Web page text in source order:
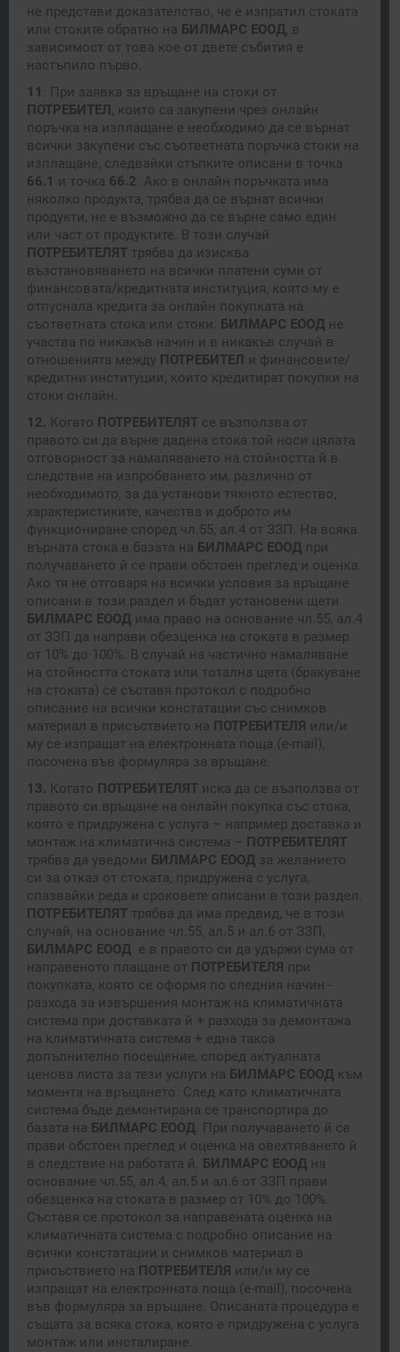
не представи доказателство, че е изпратил стоката
или стоките обратно на БИЛМАРС ЕООД, в
зависимост от това кое от двете събития е
настъпило първо.
11
. При заявка за връщане на стоки от
ПОТРЕБИТЕЛ , които са закупени чрез онлайн
поръчка на изплащане е необходимо да се върнат
всички закупени със съответната поръчка стоки на
изплащане, следвайки стъпките описани в точка
66.1 и точка 66.2 . Ако в онлайн поръчката има
няколко продукта, трябва да се върнат всички
продукти, не е възможно да се върне само един
или част от продуктите. В този случай
ПОТРЕБИТЕЛЯТ трябва да изисква
възстановяването на всички платени суми от
финансовата/кредитната институция, която му е
отпуснала кредита за онлайн покупката на
съответната стока или стоки.
БИЛМАРС ЕООД не
участва по никакъв начин и в никакъв случай в
отношенията между ПОТРЕБИТЕЛ и финансовите/
кредитни институции, които кредитират покупки на
стоки онлайн.
12. Когато ПОТРЕБИТЕЛЯТ се възползва от
правото си да върне дадена стока той носи цялата
отговорност за намаляването на стойността й в
следствие на изпробването им, различно от
необходимото, за да установи тяхното естество,
характеристиките, качества и доброто им
функциониране според чл.55, ал.4 от ЗЗП. На всяка
върната стока в базата на БИЛМАРС ЕООД при
получаването й се прави обстоен преглед и оценка.
Ако тя не отговаря на всички условия за връщане
описани в този раздел и бъдат установени щети
БИЛМАРС ЕООД има право на основание чл.55, ал.4
от ЗЗП да направи обезценка на стоката в размер
от 10% до 100%. В случай на частично намаляване
на стойността стоката или тотална щета (бракуване
на стоката) се съставя протокол с подробно
описание на всички констатации със снимков
материал в присъствието на ПОТРЕБИТЕЛЯ или/и
му се изпращат на електронната поща (e-mail),
посочена във формуляра за връщане.
13. Когато ПОТРЕБИТЕЛЯТ иска да се възползва от
правото си връщане на онлайн покупка със стока,
която е придружена с услуга – например доставка и
монтаж на климатична система – ПОТРЕБИТЕЛЯТ
трябва да уведоми БИЛМАРС ЕООД за желанието
си за отказ от стоката, придружена с услуга,
спазвайки реда и сроковете описани в този раздел.
ПОТРЕБИТЕЛЯТ трябва да има предвид, че в този
случай, на основание чл.55, ал.5 и ал.6 от ЗЗП,
БИЛМАРС ЕООД е в правото си да удържи сума от
направеното плащане от ПОТРЕБИТЕЛЯ при
покупката, която се оформя по следния начин -
разхода за извършения монтаж на климатичната
система при доставката й + разхода за демонтажа
на климатичната система + една такса
допълнително посещение, според актуалната
ценова листа за тези услуги на БИЛМАРС ЕООД към
момента на връщането. След като климатичната
система бъде демонтирана се транспортира до
базата на БИЛМАРС ЕООД . При получаването й се
прави обстоен преглед и оценка на овехтяването й
в следствие на работата й.
БИЛМАРС ЕООД на
основание чл.55, ал.4, ал.5 и ал.6 от ЗЗП прави
обезценка на стоката в размер от 10% до 100%.
Съставя се протокол за направената оценка на
климатичната система с подробно описание на
всички констатации и снимков материал в
присъствието на ПОТРЕБИТЕЛЯ или/и му се
изпращат на електронната поща (e-mail), посочена
във формуляра за връщане. Описаната процедура е
същата за всяка стока, която е придружена с услуга
монтаж или инсталиране.